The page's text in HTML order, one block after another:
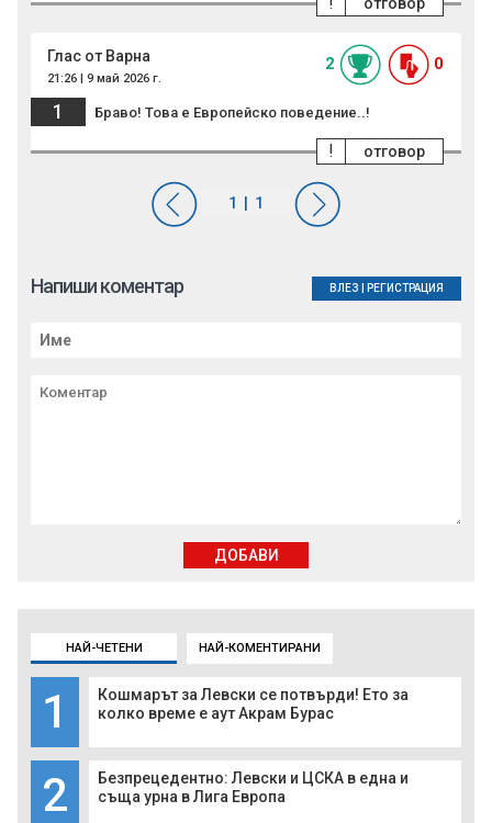
НАЙ-ЧЕТЕНИ НАЙ-КОМЕНТИРАНИ
1
Кошмарът за Левски се потвърди! Ето за
колко време е аут Акрам Бурас
2
Безпрецедентно: Левски и ЦСКА в една и
съща урна в Лига Европа
Глас от Варна
21:26 | 9 май 2026 г.
2 0
1 Браво! Това е Европейско поведение..!
отговор
!
Напиши коментар ВЛЕЗ РЕГИСТРАЦИЯ
ДОБАВИ